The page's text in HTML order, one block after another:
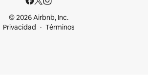
© 2026 Airbnb, Inc.
Privacidad
Términos